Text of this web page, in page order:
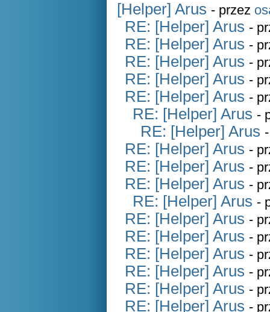
[Helper] Arus - przez
RE: [Helper] Arus -
RE: [Helper] Arus -
RE: [Helper] Arus -
RE: [Helper] Arus -
RE: [Helper] Arus -
RE: [Helper] Arus -
RE: [Helper] Arus
RE: [Helper] Arus -
RE: [Helper] Arus -
RE: [Helper] Arus -
RE: [Helper] Arus -
RE: [Helper] Arus -
RE: [Helper] Arus -
RE: [Helper] Arus -
RE: [Helper] Arus -
RE: [Helper] Arus -
RE: [Helper] Arus -